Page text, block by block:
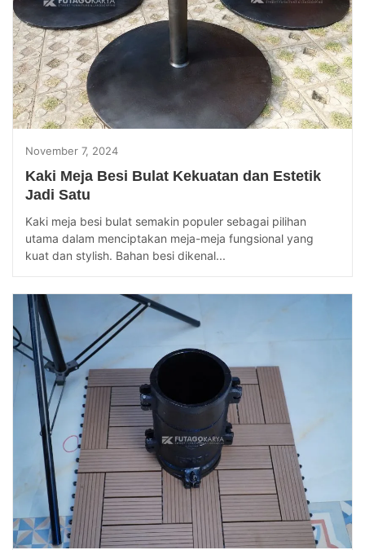
November 7, 2024
Kaki Meja Besi Bulat Kekuatan dan Estetik
Jadi Satu
Kaki meja besi bulat semakin populer sebagai pilihan
utama dalam menciptakan meja-meja fungsional yang
kuat dan stylish. Bahan besi dikenal...